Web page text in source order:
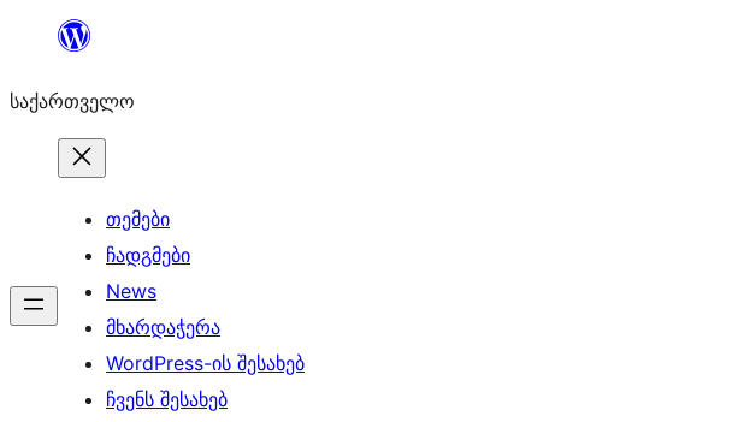
შიგთავსზე
საქართველო
თემები
ჩადგმები
News
მხარდაჭერა
WordPress-ის შესახებ
ჩვენს შესახებ